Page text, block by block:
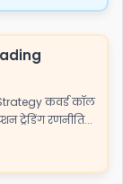
कवर्ड कॉल
ट्रेडिंग रणनीति...